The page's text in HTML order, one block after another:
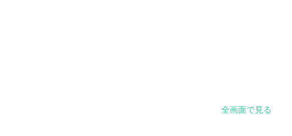
全画面で見る